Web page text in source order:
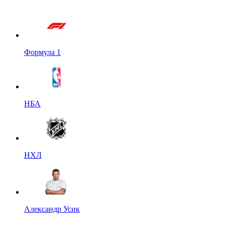
Формула 1
НБА
НХЛ
Александр Усик